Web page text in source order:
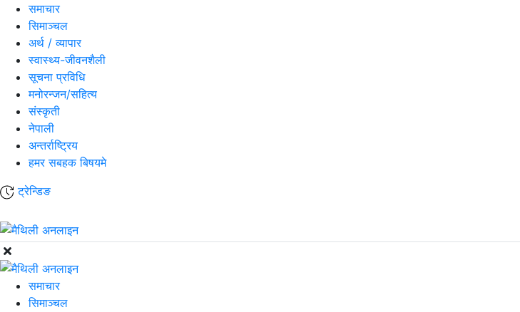
समाचार
सिमाञ्चल
अर्थ / व्यापार
स्वास्थ्य-जीवनशैली
सूचना प्रविधि
मनोरन्जन/सहित्य
संस्कृती
नेपाली
अन्तर्राष्ट्रिय
हमर सबहक बिषयमे
ट्रेन्डिङ
समाचार
सिमाञ्चल